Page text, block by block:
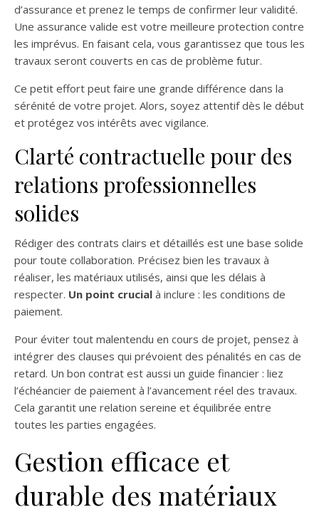
d’assurance et prenez le temps de confirmer leur validité.
Une assurance valide est votre meilleure protection contre
les imprévus. En faisant cela, vous garantissez que tous les
travaux seront couverts en cas de problème futur.
Ce petit effort peut faire une grande différence dans la
sérénité de votre projet. Alors, soyez attentif dès le début
et protégez vos intérêts avec vigilance.
Clarté contractuelle pour des
relations professionnelles
solides
Rédiger des contrats clairs et détaillés est une base solide
pour toute collaboration. Précisez bien les travaux à
réaliser, les matériaux utilisés, ainsi que les délais à
respecter. Un point crucial à inclure : les conditions de
paiement.
Pour éviter tout malentendu en cours de projet, pensez à
intégrer des clauses qui prévoient des pénalités en cas de
retard. Un bon contrat est aussi un guide financier : liez
l’échéancier de paiement à l’avancement réel des travaux.
Cela garantit une relation sereine et équilibrée entre
toutes les parties engagées.
Gestion efficace et
durable des matériaux